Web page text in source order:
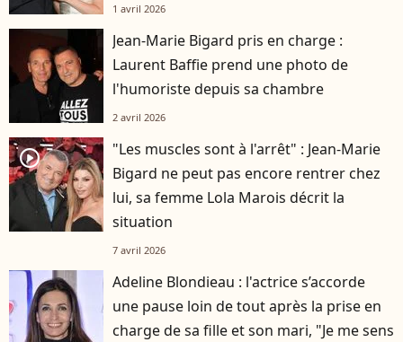
1 avril 2026
Jean-Marie Bigard pris en charge :
Laurent Baffie prend une photo de
l'humoriste depuis sa chambre
2 avril 2026
player2
"Les muscles sont à l'arrêt" : Jean-Marie
Bigard ne peut pas encore rentrer chez
lui, sa femme Lola Marois décrit la
situation
7 avril 2026
Adeline Blondieau : l'actrice s’accorde
une pause loin de tout après la prise en
charge de sa fille et son mari, "Je me sens